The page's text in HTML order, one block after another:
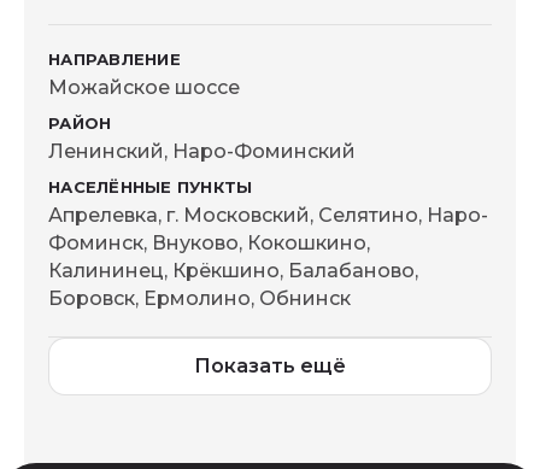
Можайское шоссе
Ленинский, Наро-Фоминский
Апрелевка, г. Московский, Селятино, Наро-
Фоминск, Внуково, Кокошкино,
Калининец, Крёкшино, Балабаново,
Боровск, Ермолино, Обнинск
Показать ещё